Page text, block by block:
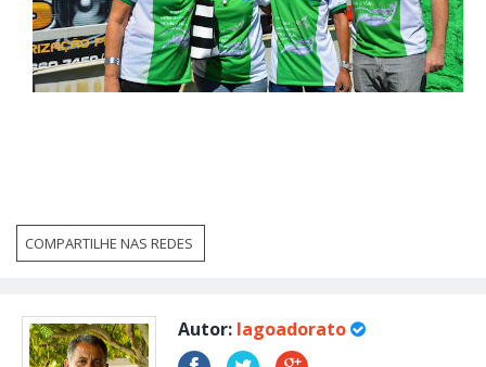
COMPARTILHE NAS REDES
Autor: lagoadorato